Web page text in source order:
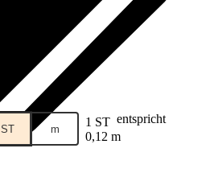
ST m 1 ST entspricht
0,12 m